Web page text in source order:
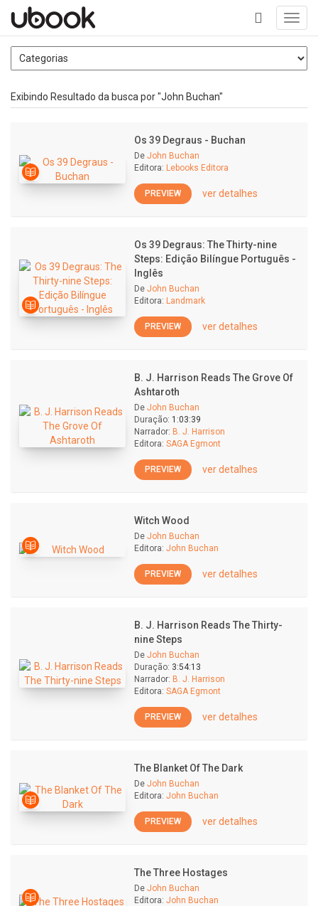
+
Exibindo Resultado da busca por "John Buchan"
Os 39 Degraus - Buchan
De John Buchan
Editora: Lebooks Editora
PREVIEW ver detalhes
Os 39 Degraus: The Thirty-nine
Steps: Edição Bilíngue Português -
Inglês
De John Buchan
Editora: Landmark
PREVIEW ver detalhes
B. J. Harrison Reads The Grove Of
Ashtaroth
De John Buchan
Duração: 1:03:39
Narrador: B. J. Harrison
Editora: SAGA Egmont
PREVIEW ver detalhes
Witch Wood
De John Buchan
Editora: John Buchan
PREVIEW ver detalhes
B. J. Harrison Reads The Thirty-
nine Steps
De John Buchan
Duração: 3:54:13
Narrador: B. J. Harrison
Editora: SAGA Egmont
PREVIEW ver detalhes
The Blanket Of The Dark
De John Buchan
Editora: John Buchan
PREVIEW ver detalhes
The Three Hostages
De John Buchan
Editora: John Buchan